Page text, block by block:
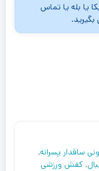
یا بله یا تماس
ساقدار پسرانه,
, کفش ورزشی